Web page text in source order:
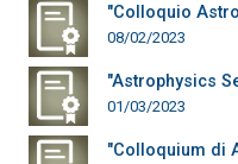
"Colloquio
08/02/2023
"Astrophysics
01/03/2023
"Colloquium di